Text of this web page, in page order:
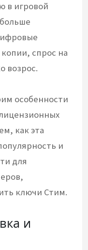
в игровой
спрос на
возрос.
особенности
как эта
и
для
ключи Стим.
и